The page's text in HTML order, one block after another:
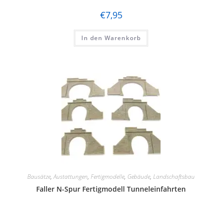
€7,95
In den Warenkorb
Bausätze,Austattungen, Fertigmodelle, Gebäude, Landschaftsbau
Faller N-Spur Fertigmodell Tunneleinfahrten